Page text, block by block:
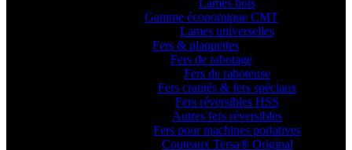
Lames bois
Gamme économique CMT
Lames universelles
Fers & plaquettes
Fers de rabotage
Fers de raboteuse
Fers crantés & fers spéciaux
Fers réversibles HSS
Autres fers réversibles
Fers pour machines portatives
Couteaux Tersa® Original